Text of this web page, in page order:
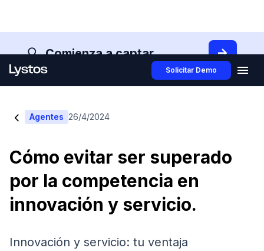
Comienza a captar
Solicitar Demo
< Agentes 26/4/2024
Cómo evitar ser superado
por la competencia en
innovación y servicio.
Innovación y servicio: tu ventaja